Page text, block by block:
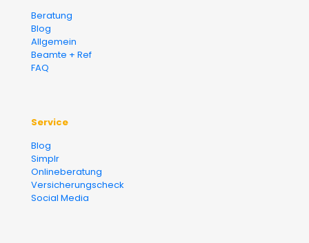
Beratung
Blog
Allgemein
Beamte + Ref
FAQ
Service
Blog
Simplr
Onlineberatung
Versicherungscheck
Social Media